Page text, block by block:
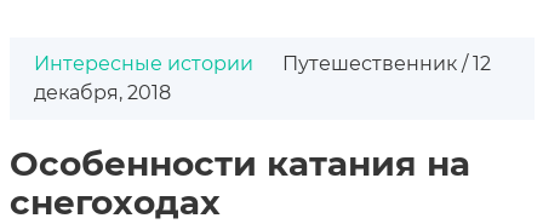
Интересные истории
Путешественник / 12
декабря, 2018
Особенности катания на
снегоходах